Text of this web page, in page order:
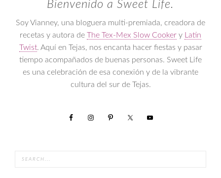
Bienvenido a Sweet Life.
Soy Vianney, una bloguera multi-premiada, creadora de
recetas y autora de The Tex-Mex Slow Cooker y
Latin
Twist. Aquí en Tejas, nos encanta hacer fiestas y pasar
tiempo acompañados de buenas personas. Sweet Life
es una celebración de esa conexión y de la vibrante
cultura del sur de Tejas.